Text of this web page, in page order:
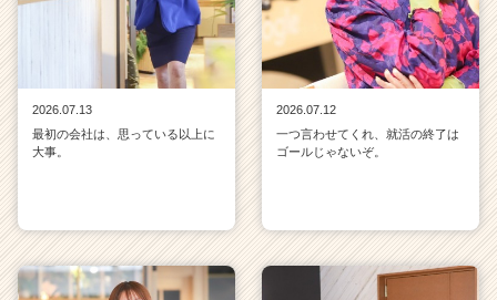
2026.07.13
最初の会社は、思っている以上に
大事。
2026.07.12
一つ言わせてくれ、就活の終了は
ゴールじゃないぞ。